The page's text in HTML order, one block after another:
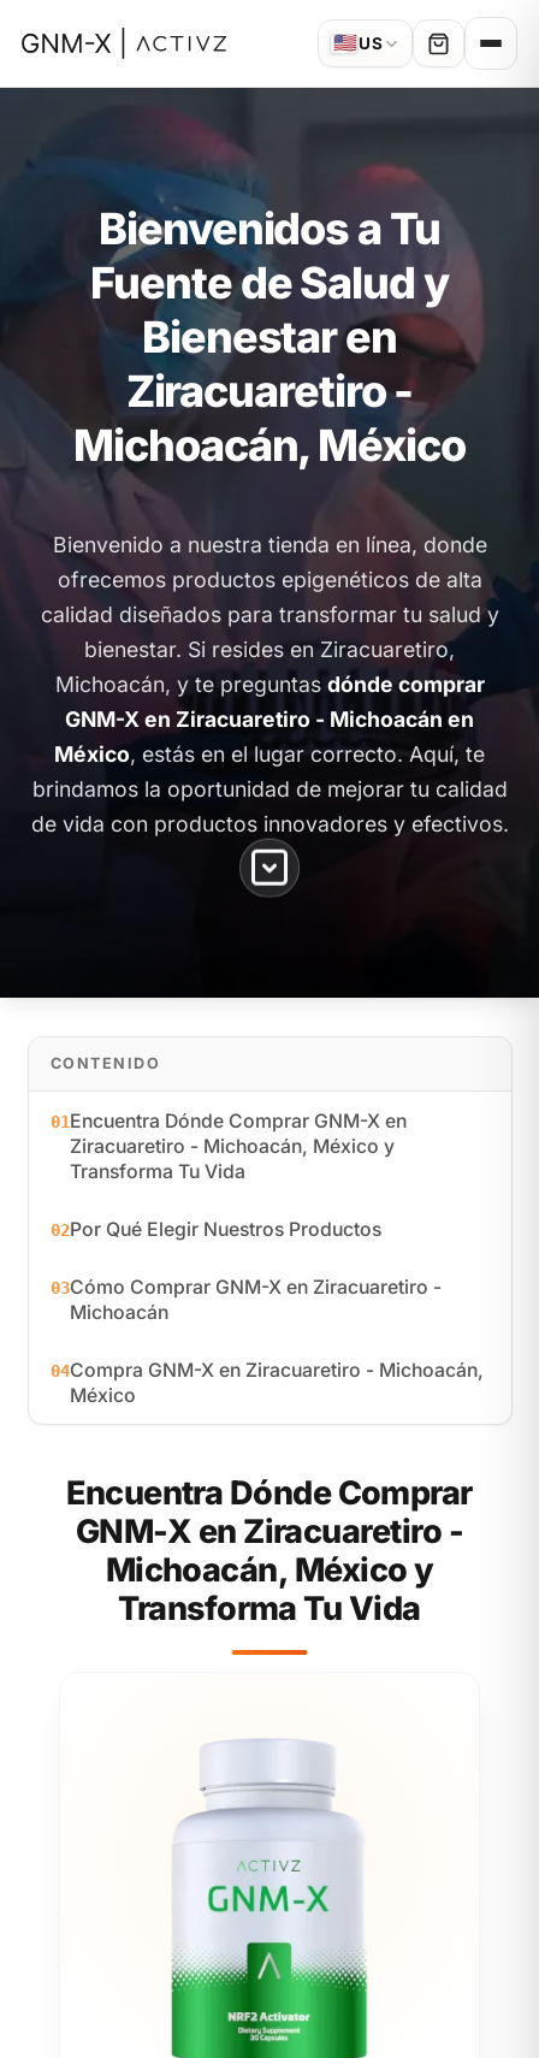
🇺🇸US
Bienvenidos a Tu
Fuente de Salud y
Bienestar en
Ziracuaretiro -
Michoacán, México
Bienvenido a nuestra tienda en línea, donde
ofrecemos productos epigenéticos de alta
calidad diseñados para transformar tu salud y
bienestar. Si resides en Ziracuaretiro,
Michoacán, y te preguntas dónde comprar
GNM-X en Ziracuaretiro - Michoacán en
México, estás en el lugar correcto. Aquí, te
brindamos la oportunidad de mejorar tu calidad
de vida con productos innovadores y efectivos.
CONTENIDO
01Encuentra Dónde Comprar GNM-X en
Ziracuaretiro - Michoacán, México y
Transforma Tu Vida
02Por Qué Elegir Nuestros Productos
03Cómo Comprar GNM-X en Ziracuaretiro -
Michoacán
04Compra GNM-X en Ziracuaretiro - Michoacán,
México
Encuentra Dónde Comprar
GNM-X en Ziracuaretiro -
Michoacán, México y
Transforma Tu Vida